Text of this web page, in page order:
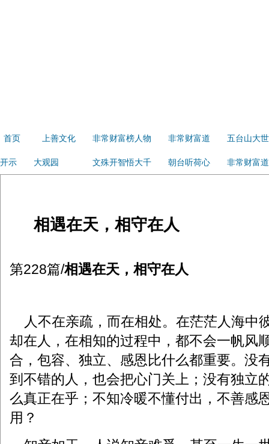
首页 上善文化 非常财富榜人物 非常财富道 五台山大
开示 大观园 文殊开智悟大千 朝台听荷心 非常财富
相遇在天，相守在人
第228篇/相遇在天，相守在人
人不在亲疏，而在相处。在茫茫人海中
却在人，在相知的过程中，都不会一帆风
合，包容、独立、感恩比什么都重要。没
到不错的人，也会把心门关上；没有独立
么真正在乎；不知冷暖不懂付出，不善感
用？